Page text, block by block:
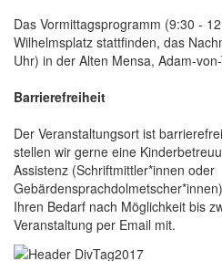
Das Vormittagsprogramm (9:30 -
Wilhelmsplatz stattfinden, das
Uhr) in der Alten Mensa, Adam-
Barrierefreiheit
Der Veranstaltungsort ist
stellen wir gerne eine
Assistenz (Schriftmittler*innen oder
Ihren Bedarf nach Möglichkeit bis
Veranstaltung per Email mit.